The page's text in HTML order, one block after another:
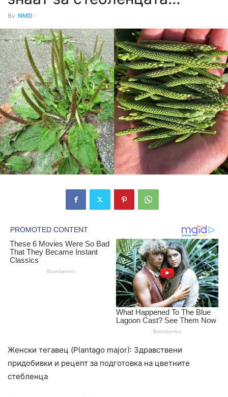
By NMD -
Женски тегавец (Plantago major): Здравствени
придобивки и рецепт за подготовка на цветните
стебленца